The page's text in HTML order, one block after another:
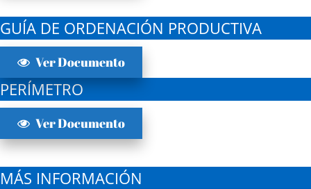
GUÍA DE ORDENACIÓN PRODUCTIVA
Ver Documento
PERÍMETRO
Ver Documento
MÁS INFORMACIÓN